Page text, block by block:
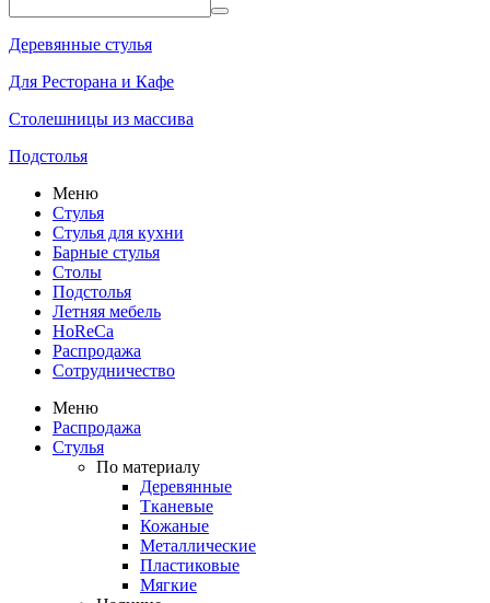
Деревянные стулья
Для Ресторана и Кафе
Столешницы из массива
Подстолья
Меню
Стулья
Стулья для кухни
Барные стулья
Столы
Подстолья
Летняя мебель
HoReCa
Распродажа
Сотрудничество
Меню
Распродажа
Стулья
По материалу
Деревянные
Тканевые
Кожаные
Металлические
Пластиковые
Мягкие